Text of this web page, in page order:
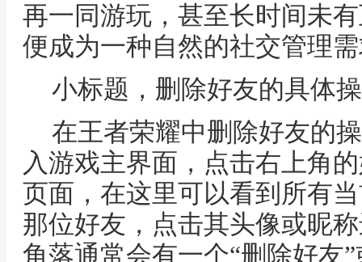
再一同游玩，甚至长时间未
便成为一种自然的社交管理
小标题，删除好友的具体
在王者荣耀中删除好友的
入游戏主界面，点击右上角
页面，在这里可以看到所有
那位好友，点击其头像或昵
角落通常会有一个“删除好友